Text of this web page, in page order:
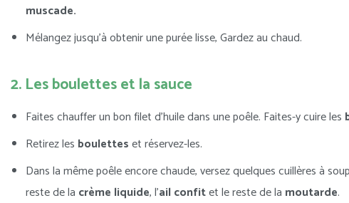
muscade.
Mélangez jusqu’à obtenir une purée lisse, Gardez au chaud.
2. Les boulettes et la sauce
Faites chauffer un bon filet d’huile dans une poêle. Faites-y cuire les
Retirez les bouletteset réservez-les.
Dans la même poêle encore chaude, versez quelques cuillères à
reste de la crème liquide, l’ail confitet le reste de la moutarde.